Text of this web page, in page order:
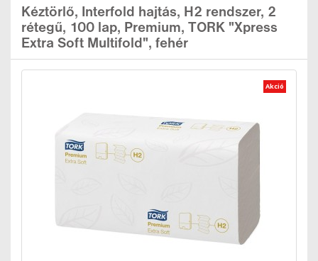
Kéztörlő, Interfold hajtás, H2 rendszer, 2
rétegű, 100 lap, Premium, TORK "Xpress
Extra Soft Multifold", fehér
Akció